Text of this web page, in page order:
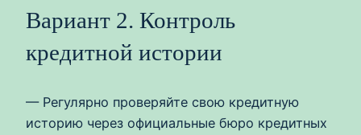
Вариант 2. Контроль
кредитной истории
— Регулярно проверяйте свою кредитную
историю через официальные бюро кредитных